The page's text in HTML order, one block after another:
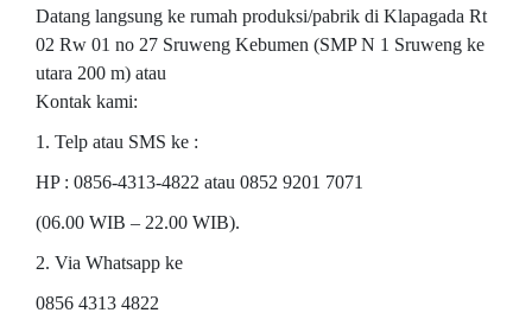
Datang langsung ke rumah produksi/pabrik di Klapagada Rt
02 Rw 01 no 27 Sruweng Kebumen (SMP N 1 Sruweng ke
utara 200 m) atau
Kontak kami:
1. Telp atau SMS ke :
HP : 0856-4313-4822 atau 0852 9201 7071
(06.00 WIB – 22.00 WIB).
2. Via Whatsapp ke
0856 4313 4822